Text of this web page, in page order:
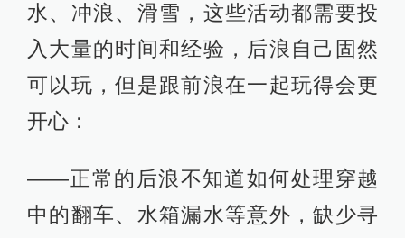
水、冲浪、滑雪，这些活动都需要投
入大量的时间和经验，后浪自己固然
可以玩，但是跟前浪在一起玩得会更
开心：
——正常的后浪不知道如何处理穿越
中的翻车、水箱漏水等意外，缺少寻